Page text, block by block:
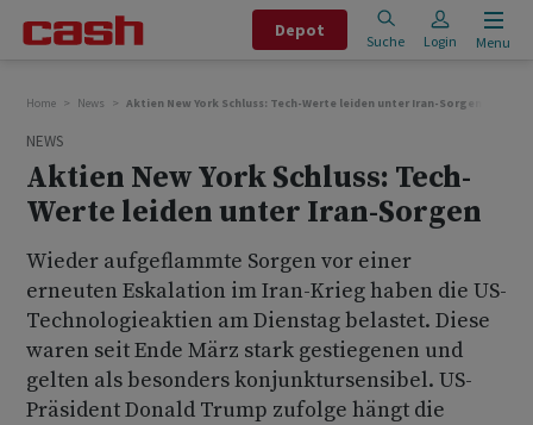
Depot
Suche Login Menu
Home News Aktien New York Schluss: Tech-Werte leiden unter Iran-Sorgen
NEWS
Aktien New York Schluss: Tech-
Werte leiden unter Iran-Sorgen
Wieder aufgeflammte Sorgen vor einer
erneuten Eskalation im Iran-Krieg haben die US-
Technologieaktien am Dienstag belastet. Diese
waren seit Ende März stark gestiegenen und
gelten als besonders konjunktursensibel. US-
Präsident Donald Trump zufolge hängt die